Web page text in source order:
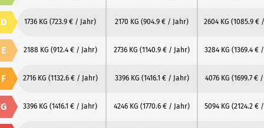
D 1736 KG (723.9 € / Jahr) 2170 KG (904.9 € / Jahr) 2604 KG (1085.9 €
E 2188 KG (912.4 € / Jahr) 2736 KG (1140.9 € / Jahr) 3284 KG (1369.4 €
F 2716 KG (1132.6 € / Jahr) 3396 KG (1416.1 € / Jahr) 4076 KG (1699.7 €
G 3396 KG (1416.1 € / Jahr) 4246 KG (1770.6 € / Jahr) 5094 KG (2124.2 €